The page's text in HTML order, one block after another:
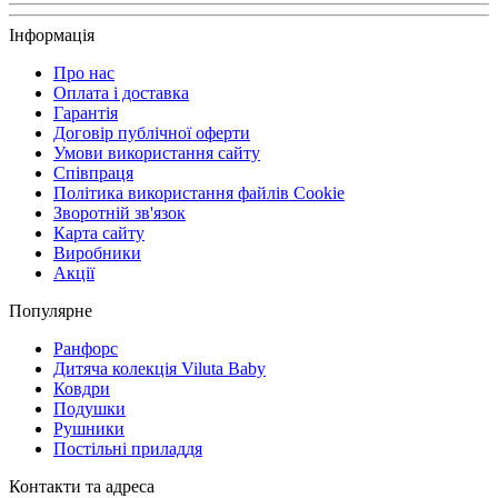
Інформація
Про нас
Оплата і доставка
Гарантія
Договір публічної оферти
Умови використання сайту
Співпраця
Політика використання файлів Cookie
Зворотній зв'язок
Карта сайту
Виробники
Акції
Популярне
Ранфорс
Дитяча колекція Viluta Baby
Ковдри
Подушки
Рушники
Постільні приладдя
Контакти та адреса